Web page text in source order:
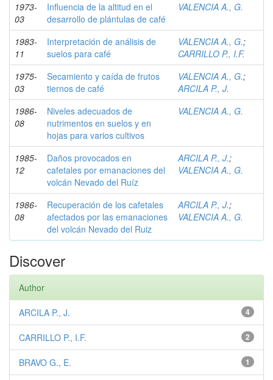
1973-
03
Influencia de la altitud en el
desarrollo de plántulas de café
VALENCIA A., G.
1983-
11
Interpretación de análisis de
suelos para café
VALENCIA A., G.;
CARRILLO P., I.F.
1975-
03
Secamiento y caída de frutos
tiernos de café
VALENCIA A., G.;
ARCILA P., J.
1986-
08
Niveles adecuados de
nutrimentos en suelos y en
hojas para varios cultivos
VALENCIA A., G.
1985-
12
Daños provocados en
cafetales por emanaciones del
volcán Nevado del Ruíz
ARCILA P., J.;
VALENCIA A., G.
1986-
08
Recuperación de los cafetales
afectados por las emanaciones
del volcán Nevado del Ruiz
ARCILA P., J.;
VALENCIA A., G.
Discover
Author
4
ARCILA P., J.
2
CARRILLO P., I.F.
1
BRAVO G., E.